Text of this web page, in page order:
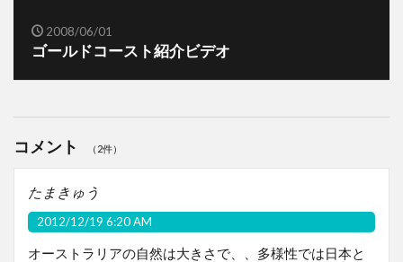
2008/06/01
ゴールドコースト紹介ビデオ
コメント （2件）
たまきゅう
2012/12/19 6:20 AM
オーストラリアの自然は大きさで、、多様性では日本と